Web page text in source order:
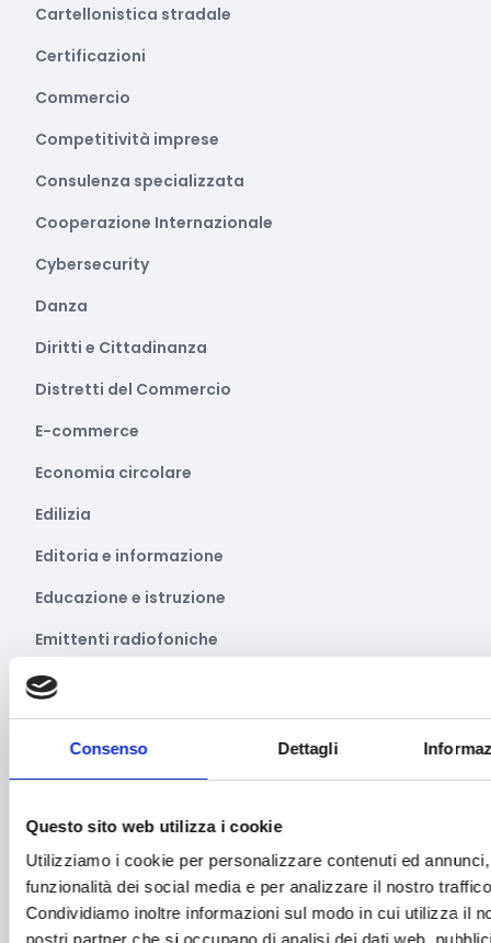
Consenso Dettagli
Questo sito web utilizza i cookie
Utilizziamo i cookie per personalizzare contenuti ed
funzionalità dei social media e per analizzare il nostro
Condividiamo inoltre informazioni sul modo in cui utilizza il
nostri partner che si occupano di analisi dei dati web,
Cartellonistica stradale
Certificazioni
Commercio
Competitività imprese
Consulenza specializzata
Cooperazione Internazionale
Cybersecurity
Danza
Diritti e Cittadinanza
Distretti del Commercio
E-commerce
Economia circolare
Edilizia
Editoria e informazione
Educazione e istruzione
Emittenti radiofoniche
Energie Rinnovabili
Farmaceutico
Fiere ed eventi
Formazione e lavoro